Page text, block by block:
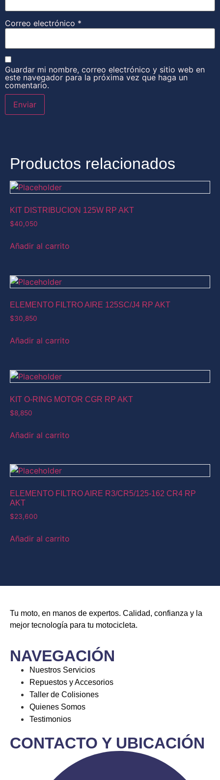
Correo electrónico *
Guardar mi nombre, correo electrónico y sitio web en
este navegador para la próxima vez que haga un
comentario.
Productos relacionados
KIT DISTRIBUCION 125W RP AKT
$40,050
Añadir al carrito
ELEMENTO FILTRO AIRE 125SC/J4 RP AKT
$30,850
Añadir al carrito
KIT O-RING MOTOR CGR RP AKT
$8,850
Añadir al carrito
ELEMENTO FILTRO AIRE R3/CR5/125-162 CR4 RP
AKT
$23,600
Añadir al carrito
Tu moto, en manos de expertos. Calidad, confianza y la
mejor tecnología para tu motocicleta.
NAVEGACIÓN
Nuestros Servicios
Repuestos y Accesorios
Taller de Colisiones
Quienes Somos
Testimonios
CONTACTO Y UBICACIÓN